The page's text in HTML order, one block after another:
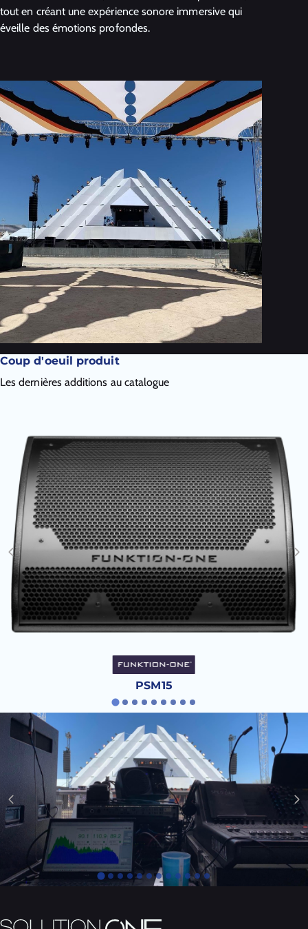
tout en créant une expérience sonore immersive qui
éveille des émotions profondes.
Coup d'oeuil produit
Les dernières additions au catalogue
PSM15